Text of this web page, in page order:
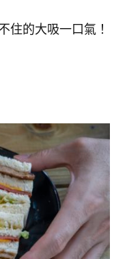
住的大吸一口氣！